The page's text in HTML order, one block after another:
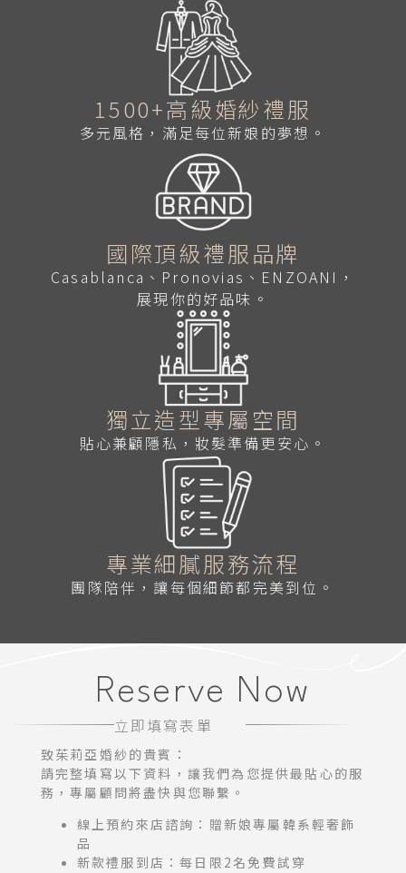
1500+高級婚紗禮服
多元風格，滿足每位新娘的夢想。
國際頂級禮服品牌
Casablanca、Pronovias、ENZOANI，
展現你的好品味。
獨立造型專屬空間
貼心兼顧隱私，妝髮準備更安心。
專業細膩服務流程
團隊陪伴，讓每個細節都完美到位。
Reserve Now
立即填寫表單
致茱莉亞婚紗的貴賓：
請完整填寫以下資料，讓我們為您提供最貼心的服
務，專屬顧問將盡快與您聯繫。
線上預約來店諮詢：贈新娘專屬韓系輕奢飾
品
新款禮服到店：每日限2名免費試穿